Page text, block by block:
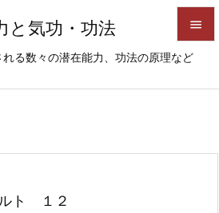
と気功・功法
る数々の潜在能力、功法の原理など


前へ
ト １２